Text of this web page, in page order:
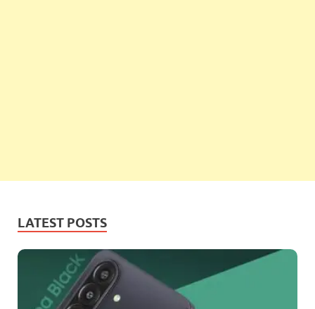
LATEST POSTS